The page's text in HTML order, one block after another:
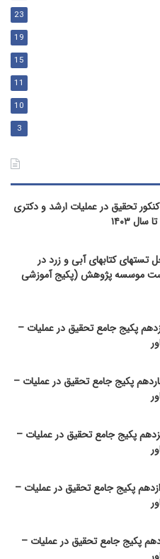
23
19
15
11
10
3
تحقیق در عملیات ارشد و دکتری
۱۴۰۳
تستهای کتابهای آبی و زرد در
موسسه پژوهش (پکیج آموزشی
پکیج جامع تحقیق در عملیات –
پکیج جامع تحقیق در عملیات –
پکیج جامع تحقیق در عملیات –
پکیج جامع تحقیق در عملیات –
پکیج جامع تحقیق در عملیات –